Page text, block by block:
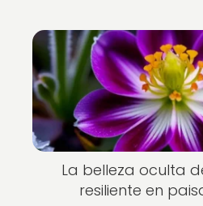
La belleza oculta
resiliente en